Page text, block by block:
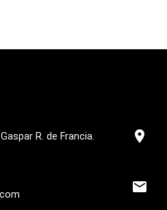
R. de Francia.
location_on
email